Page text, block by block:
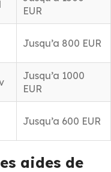
EUR
Jusqu’a 800 EUR
Jusqu’a 1000
EUR
Jusqu’a 600 EUR
aides de